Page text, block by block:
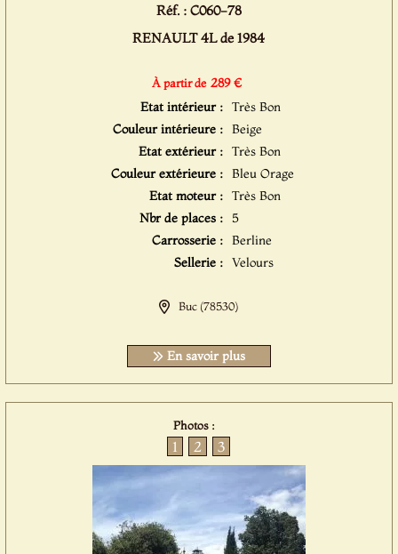
Réf. : C060-78
RENAULT 4L de 1984
À partir de 289 €
Etat intérieur : Très Bon
Couleur intérieure : Beige
Etat extérieur : Très Bon
Couleur extérieure : Bleu Orage
Etat moteur : Très Bon
Nbr de places : 5
Carrosserie : Berline
Sellerie : Velours
Buc (78530)
En savoir plus
Photos :
1 2 3